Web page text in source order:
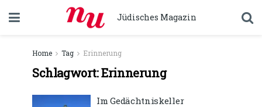
Jüdisches Magazin
Home Tag Erinnerung
Schlagwort:Erinnerung
Im Gedächtniskeller